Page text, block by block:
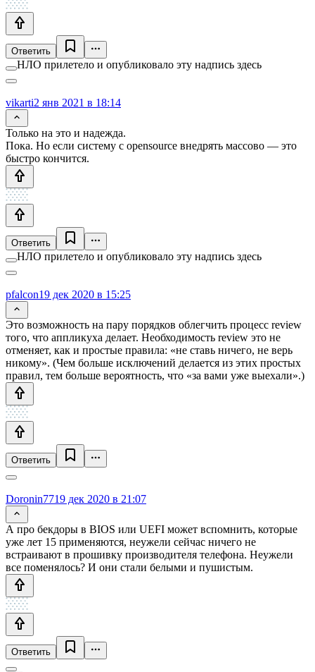
Ответить
НЛО прилетело и опубликовало эту надпись здесь
vikarti2 янв 2021 в 18:14
Только на это и надежда.
Пока. Но если систему с opensource внедрять массово — это
быстро кончится.
Ответить
НЛО прилетело и опубликовало эту надпись здесь
pfalcon19 дек 2020 в 15:25
Это возможность на пару порядков облегчить процесс review
того, что аппликуха делает. Необходимость review это не
отменяет, как и простые правила: «не ставь ничего, не верь
никому». (Чем больше исключений делается из этих простых
правил, тем больше вероятность, что «за вами уже выехали».)
Ответить
Doronin7719 дек 2020 в 21:07
А про бекдоры в BIOS или UEFI может вспомнить, которые
уже лет 15 применяются, неужели сейчас ничего не
встраивают в прошивку производителя телефона. Неужели
все поменялось? И они стали белыми и пушистым.
Ответить